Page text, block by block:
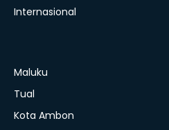
Internasional
Maluku
Tual
Kota Ambon